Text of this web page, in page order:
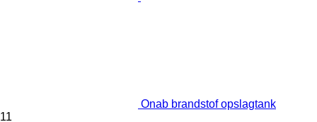
Onab brandstof opslagtank
11